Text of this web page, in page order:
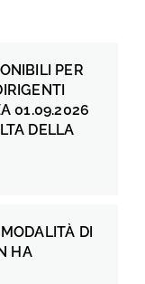
PER
01.09.2026
DELLA
DI
HA